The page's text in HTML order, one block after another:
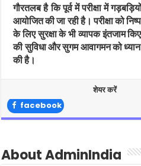
गौरतलब है कि पूर्व में परीक्षा में
आयोजित की जा रही है। परीक्षा को
के लिए सुरक्षा के भी व्यापक इंतजाम
की सुविधा और सुगम आवागमन को
की है।
शेयर करें
facebook
About AdminIndia